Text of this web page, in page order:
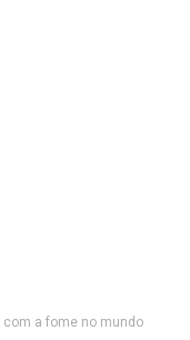
com a fome no mundo